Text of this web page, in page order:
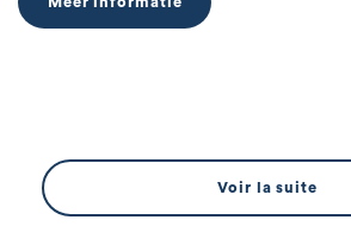
Voir la suite